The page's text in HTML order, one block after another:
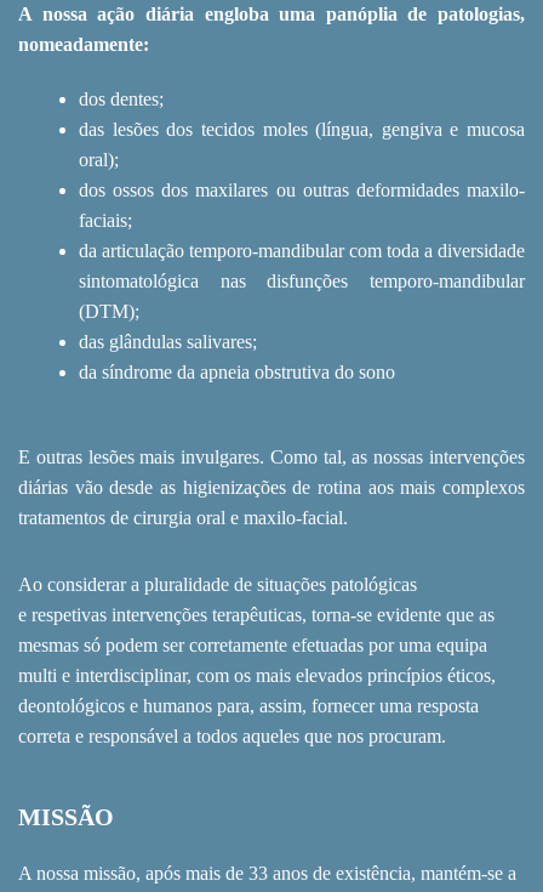
A nossa ação diária engloba uma panóplia de patologias,
nomeadamente:
dos dentes;
das lesões dos tecidos moles (língua, gengiva e mucosa
oral);
dos ossos dos maxilares ou outras deformidades maxilo-
faciais;
da articulação temporo-mandibular com toda a diversidade
sintomatológica nas disfunções temporo-mandibular
(DTM);
das glândulas salivares;
da síndrome da apneia obstrutiva do sono
E outras lesões mais invulgares. Como tal, as nossas intervenções
diárias vão desde as higienizações de rotina aos mais complexos
tratamentos de cirurgia oral e maxilo-facial.
Ao considerar a pluralidade de situações patológicas
e respetivas intervenções terapêuticas, torna-se evidente que as
mesmas só podem ser corretamente efetuadas por uma equipa
multi e interdisciplinar, com os mais elevados princípios éticos,
deontológicos e humanos para, assim, fornecer uma resposta
correta e responsável a todos aqueles que nos procuram.
MISSÃO
A nossa missão, após mais de 33 anos de existência, mantém-se a